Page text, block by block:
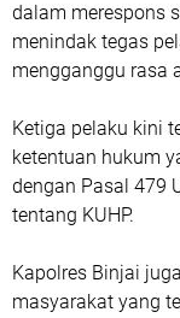
dalam merespons
menindak tegas
mengganggu rasa
Ketiga pelaku kini
ketentuan hukum
dengan Pasal 479
tentang KUHP.
Kapolres Binjai
masyarakat yang